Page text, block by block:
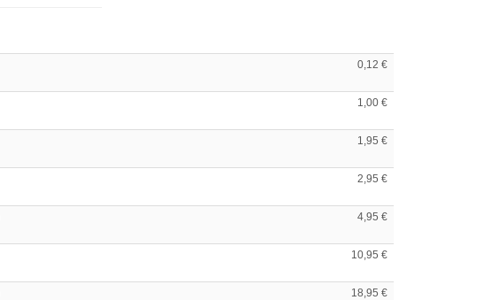
0,12 €
1,00 €
1,95 €
2,95 €
4,95 €
10,95 €
18,95 €